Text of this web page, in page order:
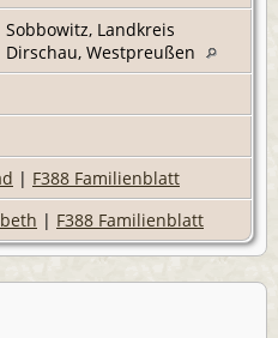
Sobbowitz, Landkreis
Dirschau, Westpreußen
| F388 Familienblatt
| F388 Familienblatt